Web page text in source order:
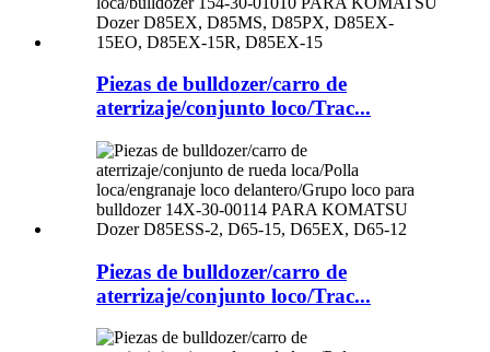
Piezas de bulldozer/carro de
aterrizaje/conjunto loco/Trac...
Piezas de bulldozer/carro de
aterrizaje/conjunto loco/Trac...